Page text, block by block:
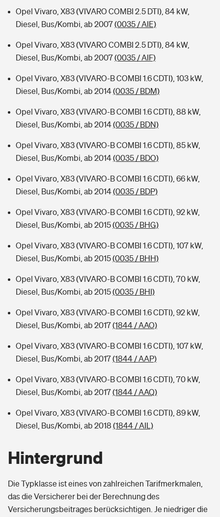
Opel Vivaro, X83 (VIVARO COMBI 2.5 DTI), 84 kW,
Diesel, Bus/Kombi, ab 2007(0035 / AIE)
Opel Vivaro, X83 (VIVARO COMBI 2.5 DTI), 84 kW,
Diesel, Bus/Kombi, ab 2007(0035 / AIF)
Opel Vivaro, X83 (VIVARO-B COMBI 1.6 CDTI), 103 kW,
Diesel, Bus/Kombi, ab 2014(0035 / BDM)
Opel Vivaro, X83 (VIVARO-B COMBI 1.6 CDTI), 88 kW,
Diesel, Bus/Kombi, ab 2014(0035 / BDN)
Opel Vivaro, X83 (VIVARO-B COMBI 1.6 CDTI), 85 kW,
Diesel, Bus/Kombi, ab 2014(0035 / BDO)
Opel Vivaro, X83 (VIVARO-B COMBI 1.6 CDTI), 66 kW,
Diesel, Bus/Kombi, ab 2014(0035 / BDP)
Opel Vivaro, X83 (VIVARO-B COMBI 1.6 CDTI), 92 kW,
Diesel, Bus/Kombi, ab 2015(0035 / BHG)
Opel Vivaro, X83 (VIVARO-B COMBI 1.6 CDTI), 107 kW,
Diesel, Bus/Kombi, ab 2015(0035 / BHH)
Opel Vivaro, X83 (VIVARO-B COMBI 1.6 CDTI), 70 kW,
Diesel, Bus/Kombi, ab 2015(0035 / BHI)
Opel Vivaro, X83 (VIVARO-B COMBI 1.6 CDTI), 92 kW,
Diesel, Bus/Kombi, ab 2017(1844 / AAO)
Opel Vivaro, X83 (VIVARO-B COMBI 1.6 CDTI), 107 kW,
Diesel, Bus/Kombi, ab 2017(1844 / AAP)
Opel Vivaro, X83 (VIVARO-B COMBI 1.6 CDTI), 70 kW,
Diesel, Bus/Kombi, ab 2017(1844 / AAQ)
Opel Vivaro, X83 (VIVARO-B COMBI 1.6 CDTI), 89 kW,
Diesel, Bus/Kombi, ab 2018 (1844 / AIL)
Hintergrund
Die Typklasse ist eines von zahlreichen Tarifmerkmalen,
das die Versicherer bei der Berechnung des
Versicherungsbeitrages berücksichtigen. Je niedriger die